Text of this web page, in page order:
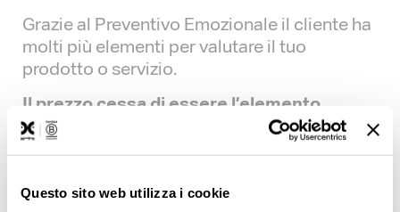
Questo sito web utilizza i cookie
Grazie al Preventivo Emozionale il cliente ha
molti più elementi per valutare il tuo
prodotto o servizio.
Il prezzo cessa di essere l’elemento
determinante in fase di scelta, a favore di
qualità e servizi.